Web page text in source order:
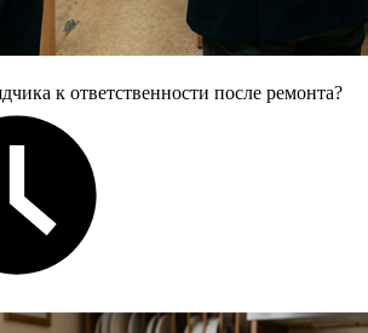
к ответственности после ремонта?